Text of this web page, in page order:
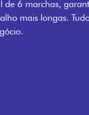
de 6 marchas,
mais longas.